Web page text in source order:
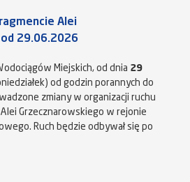
Alei
29.06.2026
Miejskich, od dnia 29
od godzin porannych do
zmiany w organizacji ruchu
Grzecznarowskiego w rejonie
Ruch będzie odbywał się po